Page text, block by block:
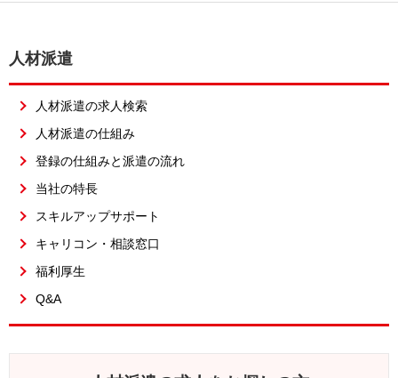
人材派遣
人材派遣の求人検索
人材派遣の仕組み
登録の仕組みと派遣の流れ
当社の特長
スキルアップサポート
キャリコン・相談窓口
福利厚生
Q&A